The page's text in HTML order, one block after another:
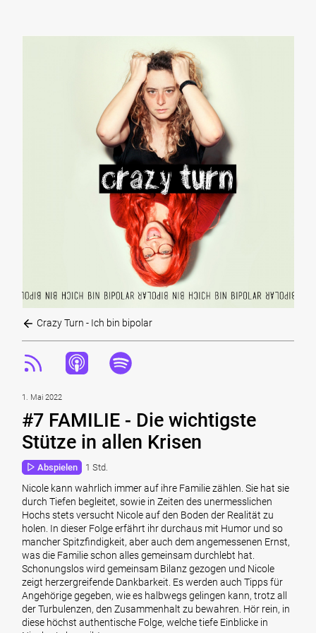
Crazy Turn - Ich bin bipolar
1. Mai 2022
#7 FAMILIE - Die wichtigste
Stütze in allen Krisen
Abspielen 1 Std.
Nicole kann wahrlich immer auf ihre Familie zählen. Sie hat sie
durch Tiefen begleitet, sowie in Zeiten des unermesslichen
Hochs stets versucht Nicole auf den Boden der Realität zu
holen. In dieser Folge erfährt ihr durchaus mit Humor und so
mancher Spitzfindigkeit, aber auch dem angemessenen Ernst,
was die Familie schon alles gemeinsam durchlebt hat.
Schonungslos wird gemeinsam Bilanz gezogen und Nicole
zeigt herzergreifende Dankbarkeit. Es werden auch Tipps für
Angehörige gegeben, wie es halbwegs gelingen kann, trotz all
der Turbulenzen, den Zusammenhalt zu bewahren. Hör rein, in
diese höchst authentische Folge, welche tiefe Einblicke in